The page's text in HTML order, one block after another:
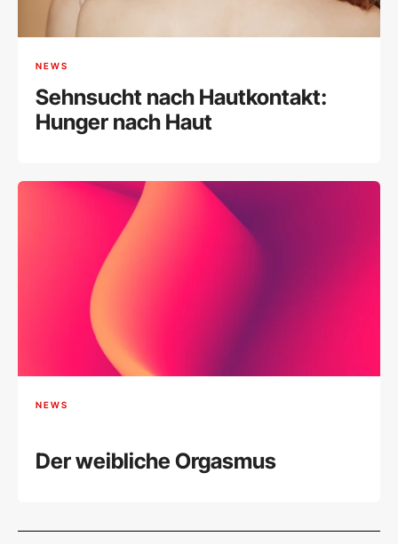
NEWS
Sehnsucht nach Hautkontakt:
Hunger nach Haut
NEWS
Der weibliche Orgasmus